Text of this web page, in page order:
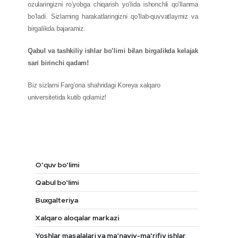
ozularingizni ro’yobga chiqarish yo’lida ishonchli qo’llanma
bo’ladi. Sizlarning harakatlaringizni qo’llab-quvvatlaymiz va
birgalikda bajaramiz.
Qabul va tashkiliy ishlar bo’limi bilan birgalikda kelajak
sari birinchi qadam!
Biz sizlarni Farg’ona shahridagi Koreya xalqaro
universitetida kutib qolamiz!
O'quv bo'limi
Qabul bo'limi
Buxgalteriya
Xalqaro aloqalar markazi
Yoshlar masalalari va ma'naviy-ma'rifiy ishlar